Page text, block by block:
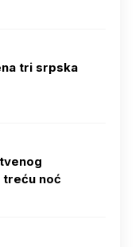
tri srpska
treću noć